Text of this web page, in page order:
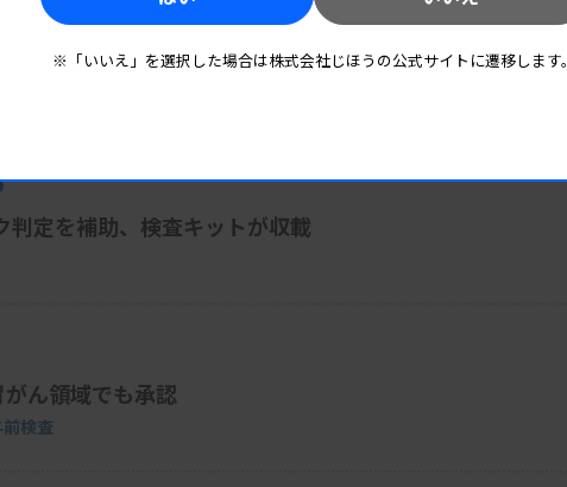
Prism Edition
判定を補助、検査キットが収載
ん領域でも承認
検査
※「いいえ」を選択した場合は株式会社じほうの公式サイトに遷移します。